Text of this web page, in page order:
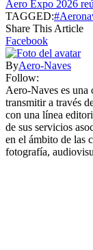
Aero Expo 2026
TAGGED:
Share This Article
Facebook
ByAero-Naves
Follow:
Aero-Naves es una
transmitir a través
con una línea
de sus servicios
en el ámbito de las
fotografía,